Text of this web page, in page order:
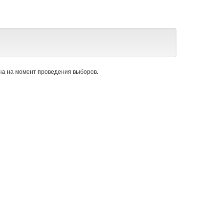
на момент проведения выборов.